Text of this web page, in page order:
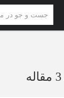
3 مقاله